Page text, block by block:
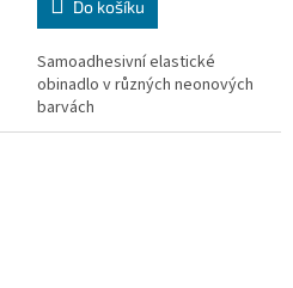
Do košíku
Samoadhesivní elastické
obinadlo v různých neonových
barvách